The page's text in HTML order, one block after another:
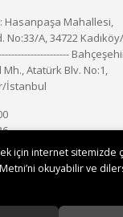
Hasanpaşa Mahallesi,
No:33/A, 34722 Kadıköy/
Mh., Atatürk Blv. No:1,
İstanbul
için internet sitemizde
okuyabilir ve